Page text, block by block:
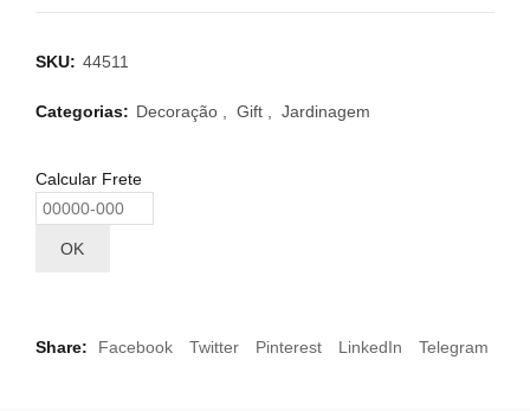
SKU: 44511
Categorias: Decoração Gift Jardinagem
Calcular Frete
OK
Share Facebook Twitter Pinterest LinkedIn Telegram